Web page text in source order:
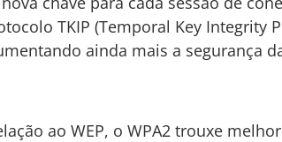
TKIP (Temporal Key Integrity
ainda mais a segurança
ao WEP, o WPA2 trouxe